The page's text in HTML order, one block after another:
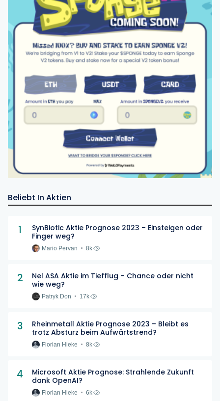
Beliebt In Aktien
1
SynBiotic Aktie Prognose 2023 – Einsteigen oder
Finger weg?
Mario Pervan 8k
2
Nel ASA Aktie im Tiefflug – Chance oder nicht
wie weg?
Patryk Don 17k
3
Rheinmetall Aktie Prognose 2023 – Bleibt es
trotz Absturz beim Aufwärtstrend?
Florian Hieke 8k
4
Microsoft Aktie Prognose: Strahlende Zukunft
dank OpenAI?
Florian Hieke 6k